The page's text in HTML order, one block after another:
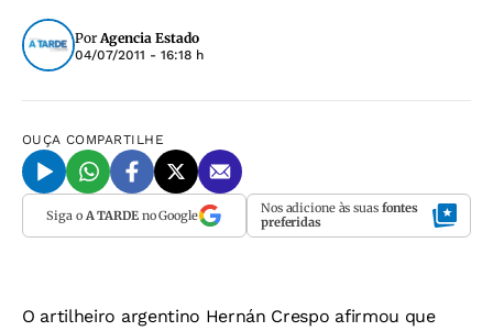
PorAgencia Estado
04/07/2011 - 16:18 h
OUÇA COMPARTILHE
Siga o A TARDEno Google Nos adicione às suas fontes
preferidas
O artilheiro argentino Hernán Crespo afirmou que